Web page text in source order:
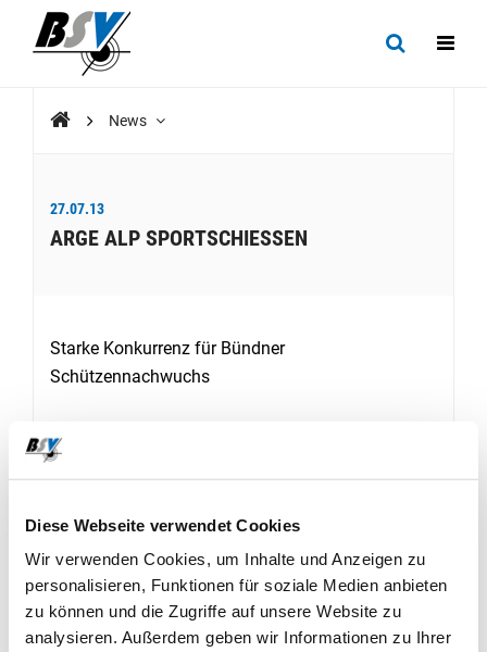
Diese Webseite verwendet Cookies
Wir verwenden Cookies, um Inhalte und Anzeigen zu
personalisieren, Funktionen für soziale Medien anbieten
zu können und die Zugriffe auf unsere Website zu
analysieren. Außerdem geben wir Informationen zu Ihrer
News
27.07.13
ARGE ALP SPORTSCHIESSEN
Starke Konkurrenz für Bündner
Schützennachwuchs
DOWNLOADS